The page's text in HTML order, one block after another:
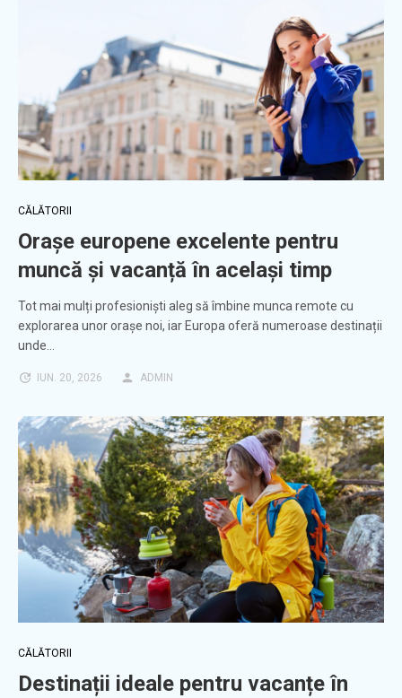
CĂLĂTORII
Orașe europene excelente pentru
muncă și vacanță în același timp
Tot mai mulți profesioniști aleg să îmbine munca remote cu
explorarea unor orașe noi, iar Europa oferă numeroase destinații
unde…
IUN. 20, 2026 ADMIN
CĂLĂTORII
Destinații ideale pentru vacanțe în